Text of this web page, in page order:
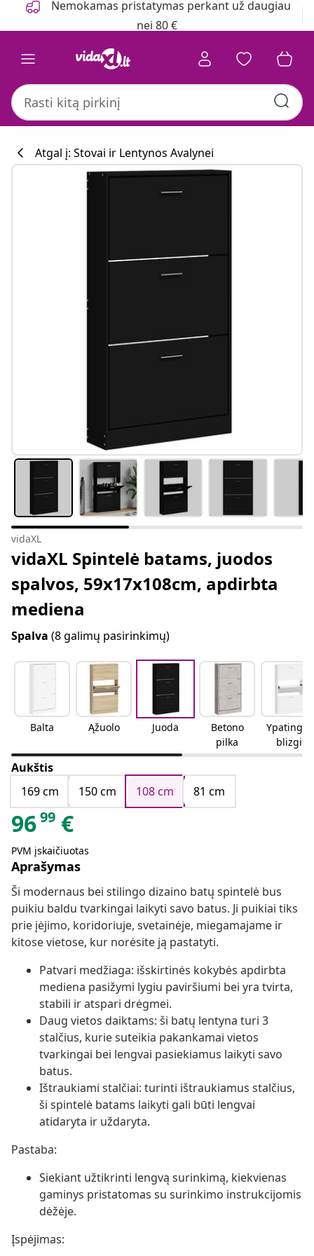
Nemokamas pristatymas perkant už daugiau
nei 80 €
Atgal į: Stovai ir Lentynos Avalynei
vidaXL
vidaXL Spintelė batams, juodos
spalvos, 59x17x108cm, apdirbta
mediena
Spalva (8 galimų pasirinkimų)
Balta Ąžuolo Juoda
Betono
pilka
Ypatingai
blizgi
balta
Aukštis
169 cm
150 cm 108 cm 81 cm
9699 €
PVM įskaičiuotas
Aprašymas
Ši modernaus bei stilingo dizaino batų spintelė bus
puikiu baldu tvarkingai laikyti savo batus. Ji puikiai tiks
prie įėjimo, koridoriuje, svetainėje, miegamajame ir
kitose vietose, kur norėsite ją pastatyti.
Patvari medžiaga: išskirtinės kokybės apdirbta
mediena pasižymi lygiu paviršiumi bei yra tvirta,
stabili ir atspari drėgmei.
Daug vietos daiktams: ši batų lentyna turi 3
stalčius, kurie suteikia pakankamai vietos
tvarkingai bei lengvai pasiekiamus laikyti savo
batus.
Ištraukiami stalčiai: turinti ištraukiamus stalčius,
ši spintelė batams laikyti gali būti lengvai
atidaryta ir uždaryta.
Pastaba:
Siekiant užtikrinti lengvą surinkimą, kiekvienas
gaminys pristatomas su surinkimo instrukcijomis
dėžėje.
Įspėjimas: